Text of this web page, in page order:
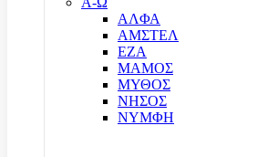
ΑΛΦΑ
ΑΜΣΤΕΛ
ΕΖΑ
ΜΑΜΟΣ
ΜΥΘΟΣ
ΝΗΣΟΣ
ΝΥΜΦΗ